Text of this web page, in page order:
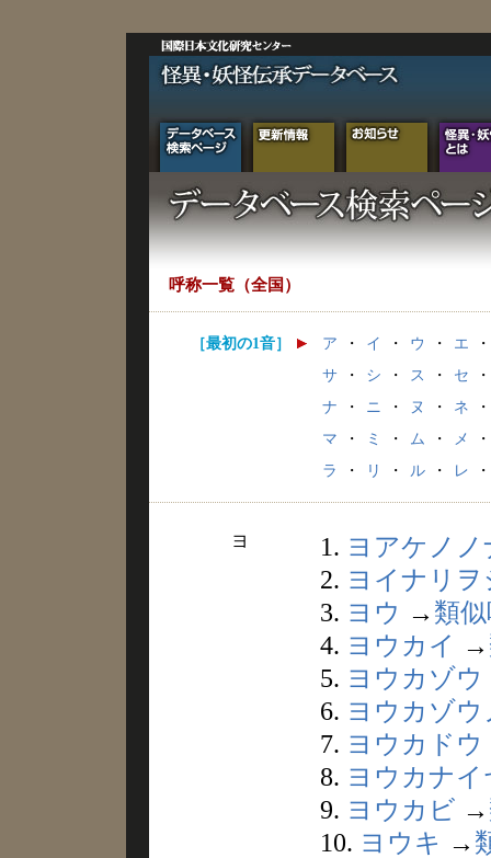
呼称一覧（全国）
［最初の1音］ ア ・ イ ・ ウ ・ エ
・
サ
・ シ ・ ス ・ セ
・
ナ
・ ニ ・ ヌ ・ ネ
・
マ
・ ミ ・ ム ・ メ
・
ラ
・ リ ・ ル ・ レ ・
ヨ 1. ヨアケノ
2. ヨイナリ
3. ヨウ → 類
4. ヨウカイ →
5. ヨウカゾウ
6. ヨウカゾ
7. ヨウカドウ
8. ヨウカナイ
9. ヨウカビ →
10. ヨウキ →